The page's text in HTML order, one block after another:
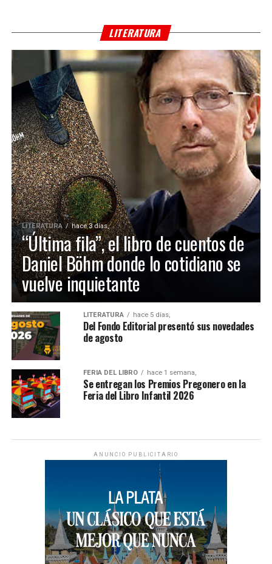
LITERATURA
LITERATURA hace 3 días,
“Última fila”, el libro de cuentos de
Daniel Böhm donde lo cotidiano se
vuelve inquietante
LITERATURA hace 5 días,
Del Fondo Editorial presentó sus novedades
de agosto
FERIA DEL LIBRO hace 1 semana,
Se entregan los Premios Pregonero en la
Feria del Libro Infantil 2026
ANUNCIO PUBLICITARIO